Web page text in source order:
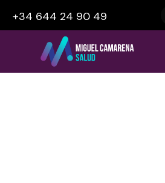
+34 644 24 90 49